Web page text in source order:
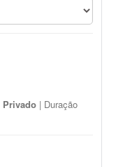
Privado | Duração